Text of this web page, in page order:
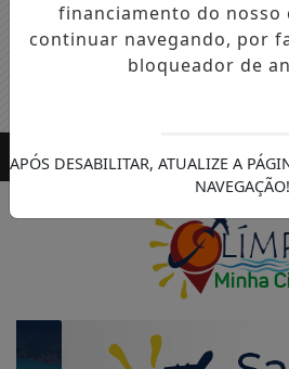
Entrar
financiamento do nosso
continuar navegando, por
bloqueador de
APÓS DESABILITAR, ATUALIZE A
NAVEGAÇÃO!